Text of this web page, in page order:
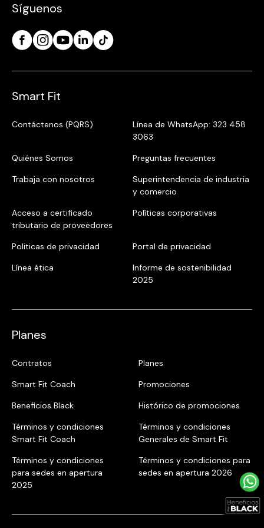
Síguenos
Smart Fit
Contáctenos (PQRS)
Línea de WhatsApp: 323 458
3063
Quiénes Somos
Preguntas frecuentes
Trabaja con nosotros
Superintendencia de industria
y comercio
Acceso a certificado
tributario de proveedores
Políticas corporativas
Politicas de privacidad
Portal de privacidad
Línea ética
Informe de sostenibilidad
2025
Planes
Contratos
Planes
Smart Fit Coach
Promociones
Beneficios Black
Histórico de promociones
Términos y condiciones
Smart Fit Coach
Términos y condiciones
Generales de Smart Fit
Términos y condiciones
para sedes en apertura
2025
Términos y condiciones para
sedes en apertura 2026